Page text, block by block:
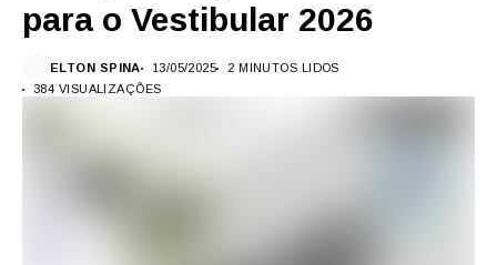
para o Vestibular 2026
ELTON SPINA 13/05/2025
2 MINUTOS LIDOS
384 VISUALIZAÇÕES